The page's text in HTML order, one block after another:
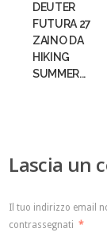
DEUTER
FUTURA 27
ZAINO DA
HIKING
SUMMER...
Lascia un
Il tuo indirizzo email
contrassegnati *